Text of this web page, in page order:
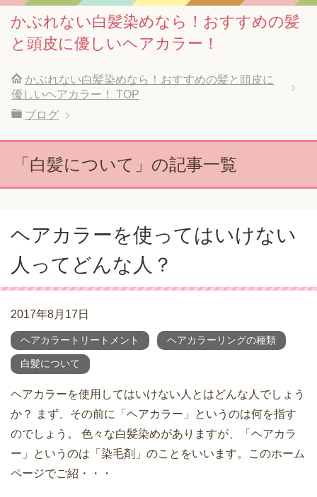
かぶれない白髪染めなら！おすすめの髪
と頭皮に優しいヘアカラー！
かぶれない白髪染めなら！おすすめの髪と頭皮に
優しいヘアカラー！
TOP
ブログ
「白髪について」の記事一覧
ヘアカラーを使ってはいけない
人ってどんな人？
2017年8月17日
ヘアカラートリートメント ヘアカラーリングの種類
白髪について
ヘアカラーを使用してはいけない人とはどんな人でしょう
か？ まず、その前に「ヘアカラー」というのは何を指す
のでしょう。 色々な白髪染めがありますが、「ヘアカラ
ー」というのは「染毛剤」のことをいいます。このホーム
ページでご紹・・・